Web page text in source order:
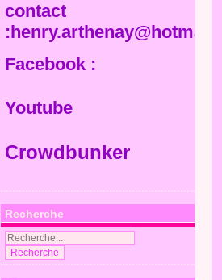
contact
:henry.arthenay@hotmail.fr
Facebook :
Youtube
Crowdbunker
Recherche